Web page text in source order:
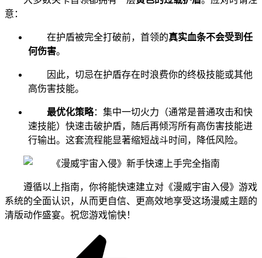
意：
在护盾被完全打破前，首领的真实血条不会受到任
何伤害。
因此，切忌在护盾存在时浪费你的终极技能或其他
高伤害技能。
最优化策略：集中一切火力（通常是普通攻击和快
速技能）快速击破护盾，随后再倾泻所有高伤害技能进
行输出。这套流程能显著缩短战斗时间，降低风险。
遵循以上指南，你将能快速建立对《漫威宇宙入侵》游戏
系统的全面认识，从而更自信、更高效地享受这场漫威主题的
清版动作盛宴。祝您游戏愉快！